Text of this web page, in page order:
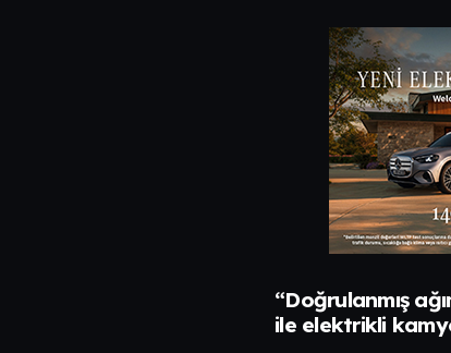
“Doğrulanmış
ile elektrikli